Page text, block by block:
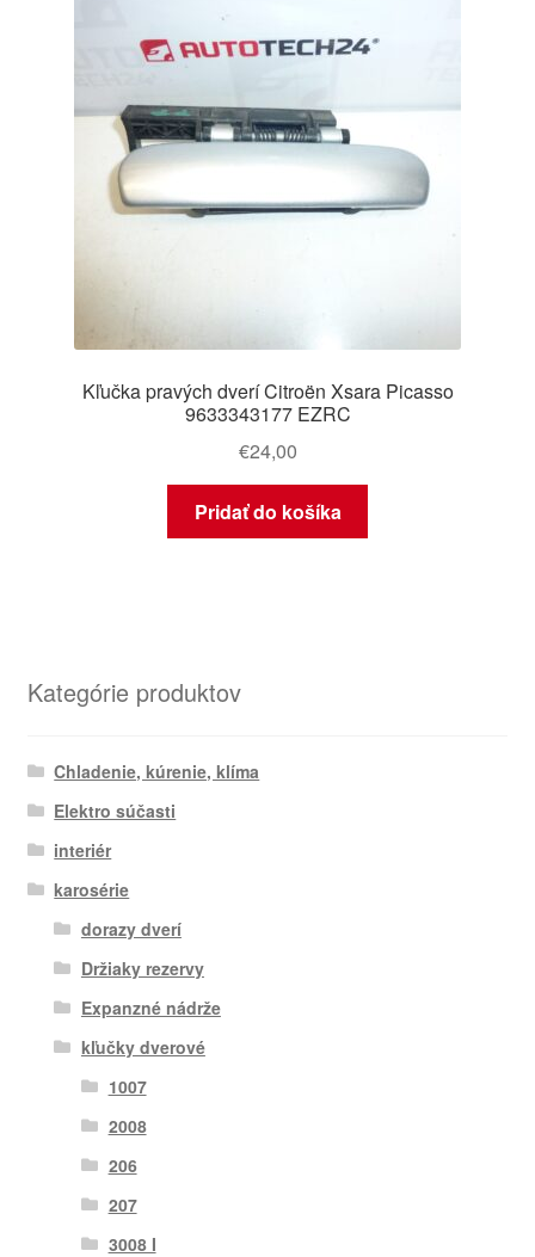
Kľučka pravých dverí Citroën Xsara Picasso
9633343177 EZRC
€24,00
Pridať do košíka
Kategórie produktov
Chladenie, kúrenie, klíma
Elektro súčasti
interiér
karosérie
dorazy dverí
Držiaky rezervy
Expanzné nádrže
kľučky dverové
1007
2008
206
207
3008 I